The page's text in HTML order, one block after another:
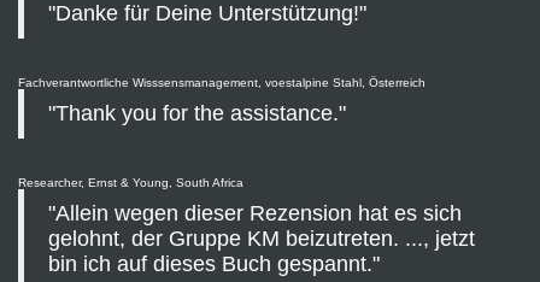
"Danke für Deine Unterstützung!"
Fachverantwortliche Wisssensmanagement, voestalpine Stahl, Österreich
"Thank you for the assistance."
Researcher, Ernst & Young, South Africa
"Allein wegen dieser Rezension hat es sich
gelohnt, der Gruppe KM beizutreten. ..., jetzt
bin ich auf dieses Buch gespannt."